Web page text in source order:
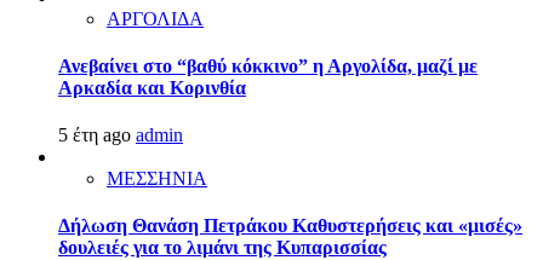
ΑΡΓΟΛΙΔΑ
Ανεβαίνει στο “βαθύ κόκκινο” η Αργολίδα, μαζί με
Αρκαδία και Κορινθία
5 έτη ago admin
ΜΕΣΣΗΝΙΑ
Δήλωση Θανάση Πετράκου Καθυστερήσεις και «μισές»
δουλειές για το λιμάνι της Κυπαρισσίας